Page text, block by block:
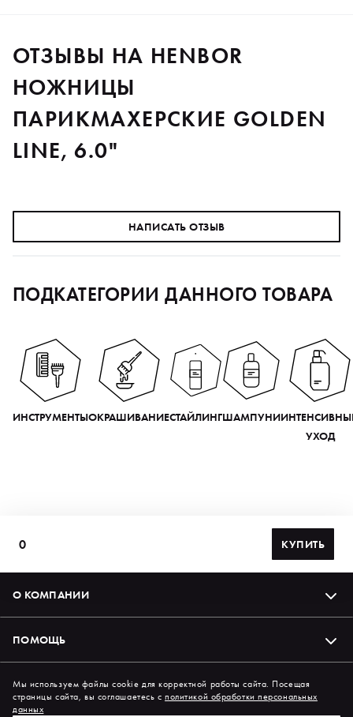
ОТЗЫВЫ НА HENBOR
НОЖНИЦЫ
ПАРИКМАХЕРСКИЕ GOLDEN
LINE, 6.0"
НАПИСАТЬ ОТЗЫВ
ПОДКАТЕГОРИИ ДАННОГО ТОВАРА
ИНСТРУМЕНТЫОКРАШИВАНИЕСТАЙЛИНГШАМПУНИ
УХОД
0 КУПИТЬ
О КОМПАНИИ
ПОМОЩЬ
Подпишись на нас в соцсетях
Мы используем файлы cookie для корректной работы сайта. Посещая
страницы сайта, вы соглашаетесь сполитикой обработки персональных
данных